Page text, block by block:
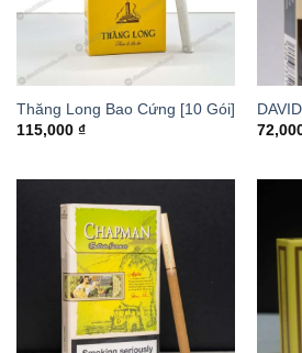
Thăng Long Bao Cứng [10 Gói]
115,000 ₫